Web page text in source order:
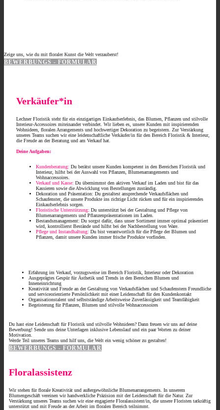
Zeige uns, wie du mit floraler Kunst die Welt verzauberst!
BEWERBUNGS - FORMULAR
Verkäufer*in
Lechner Floristik steht für ein einzigartiges Einkaufserlebnis, das Blumen, Pflanzen und stilvolle
Interieur-Accessoires miteinander verbindet. Wir lieben es, unsere Kunden mit inspirierenden
Wohnideen, floralen Arrangements und hochwertiger Dekoration zu begeistern. Zur Verstärkung
unseres Teams suchen wir eine leidenschaftliche Verkäufer/in für den Bereich Floristik & Interieur,
die Freude an der Beratung und am Verkauf hat.
Deine Aufgaben:
Kundenberatung: Du berätst unsere Kunden kompetent in den Bereichen Floristik und
Interieur, hilfst bei der Auswahl von Pflanzen, Blumenarrangements und
Wohnaccessoires.
Verkauf und Kasse: Du übernimmst den aktiven Verkauf im Laden und bist für das
Kassieren sowie die Abwicklung von Bestellungen zuständig.
Dekoration und Präsentation: Du gestaltest ansprechende Verkaufsflächen und
Schaufenster, die unsere Produkte ins richtige Licht rücken und für ein inspirierendes
Einkaufserlebnis sorgen.
Floristische Unterstützung: Du unterstützt bei der Gestaltung und Pflege von
Blumenarrangements und Pflanzenpräsentationen im Laden.
Bestandsmanagement: Du sorgst dafür, dass unser Sortiment immer optimal präsentiert
wird, kontrollierst Bestände und hilfst bei der Nachbestellung von Ware.
Pflege und Instandhaltung: Du bist verantwortlich für die Pflege der Blumen und
Pflanzen, damit unsere Kunden immer frische Produkte vorfinden.
Erfahrung im Verkauf, vorzugsweise im Bereich Floristik, Interieur oder Dekoration
Ausgeprägtes Gespür für Ästhetik und Trends in den Bereichen Blumen und
Inneneinrichtung
Kreativität und Freude an der Gestaltung von Verkaufsflächen und Schaufenstern Freundliche
und serviceorientierte Persönlichkeit mit einer Leidenschaft für den Kundenkontakt
Organisationstalent und selbstständige Arbeitsweise Zuverlässigkeit und Teamfähigkeit
Begeisterung für Pflanzen, Blumen und stilvolle Wohnaccessoires
Du hast eine Leidenschaft für Floristik und stilvolle Wohnideen? Dann freuen wir uns auf deine
Bewerbung! Sende uns deine Unterlagen inklusive Lebenslauf und ein paar Worten zu deiner
Motivation.
Werde Teil unseres Teams und hilf uns, die Welt ein wenig schöner zu gestalten!
BEWERBUNGS - FORMULAR
Floralassistenz
Wir stehen für florale Kreativität und außergewöhnliche Blumenarrangements. In unserem
Blumengeschäft vereinen wir handwerkliche Präzision mit der Leidenschaft für die Natur. Zur
Verstärkung unseres Teams suchen wir eine engagierte Floralassistent/in, die unsere Floristen tatkräftig
unterstützt und mit Freude an der Arbeit im floralen Bereich teilnimmt.